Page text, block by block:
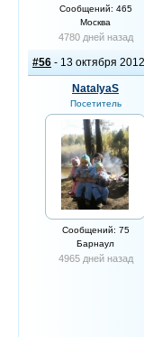
Сообщений: 465
Москва
4780 дней назад
#56 - 13 октября
NatalyaS
Посетитель
Сообщений: 75
Барнаул
4965 дней назад